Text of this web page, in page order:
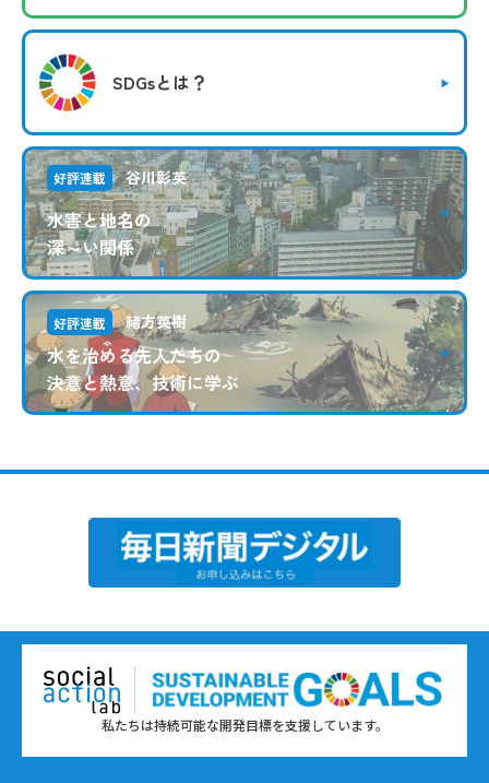
SDGsとは？
好評連載 谷川彰英
水害と地名の
深～い関係
好評連載 緒方英樹
水を治める先人たちの
決意と熱意、技術に学ぶ
私たちは持続可能な開発目標を支援しています。